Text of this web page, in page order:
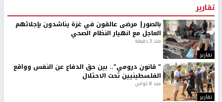
تقارير
تقارير
بالصور| مرضى عالقون في غزة يناشدون بإجلائهم
العاجل مع انهيار النظام الصحي
منذ 3 دقيقة
تقارير
" قانون درومي".. بين حق الدفاع عن النفس وواقع
الفلسطينيين تحت الاحتلال
منذ 8 ثواني